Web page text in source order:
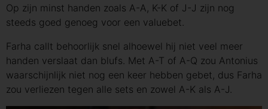
Op zijn minst handen zoals A-A, K-K of J-J zijn nog
steeds goed genoeg voor een valuebet.
Farha callt behoorlijk snel alhoewel hij niet veel meer
handen verslaat dan blufs. Met A-T of A-Q zou Antonius
waarschijnlijk niet nog een keer hebben gebet, dus Farha
zou verliezen tegen alle sets en zowel A-K als A-J.